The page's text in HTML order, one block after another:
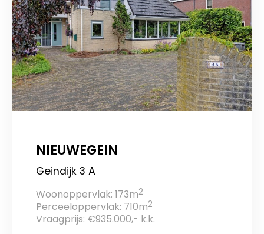
NIEUWEGEIN
Geindijk 3 A
Woonoppervlak: 173m2
Perceeloppervlak: 710m2
Vraagprijs: €935.000,- k.k.